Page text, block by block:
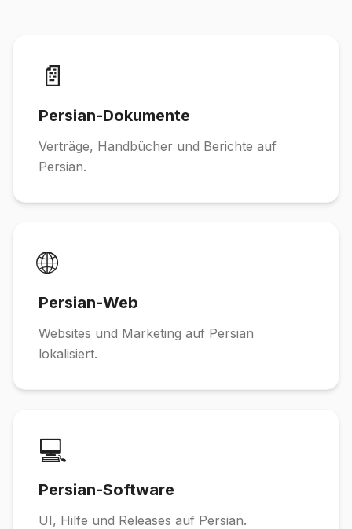
📄
Persian-Dokumente
Verträge, Handbücher und Berichte auf
Persian.
🌐
Persian-Web
Websites und Marketing auf Persian
lokalisiert.
💻
Persian-Software
UI, Hilfe und Releases auf Persian.